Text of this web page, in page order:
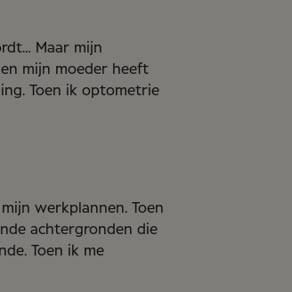
Maar mijn
mijn moeder heeft
Toen ik optometrie
werkplannen. Toen
achtergronden die
Toen ik me